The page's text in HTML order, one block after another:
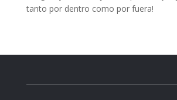
tanto por dentro como por fuera!